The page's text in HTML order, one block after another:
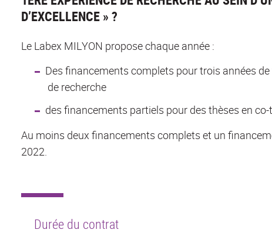
D’EXCELLENCE » ?
Le Labex MILYON propose chaque année :
Des financements complets pour trois années
de recherche
des financements partiels pour des thèses en
Au moins deux financements complets et un
2022.
Durée du contrat